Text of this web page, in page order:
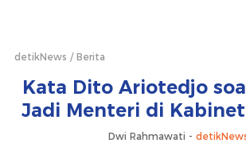
detikNews Berita
Kata Dito Ariotedjo
Jadi Menteri di
Dwi Rahmawati -